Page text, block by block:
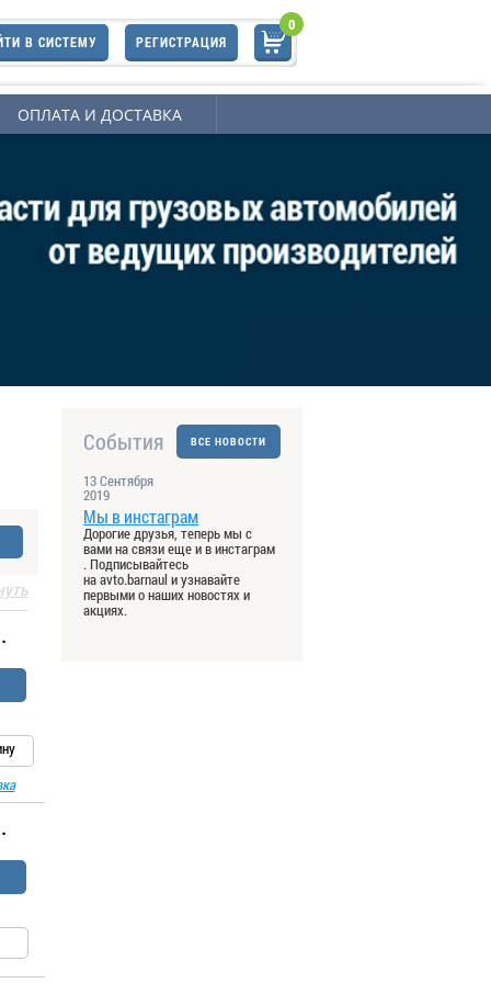
0
В СИСТЕМУ РЕГИСТРАЦИЯ
ОПЛАТА И ДОСТАВКА
ВСЕ НОВОСТИ
События
13 Сентября
2019
Мы в инстаграм
Дорогие друзья, теперь мы с
вами на связи еще и в инстаграм
. Подписывайтесь
на avto.barnaul и узнавайте
первыми о наших новостях и
акциях.